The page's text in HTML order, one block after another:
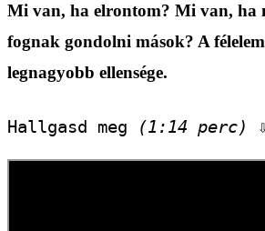
Mi van, ha elrontom? Mi van, ha
fognak gondolni mások? A
legnagyobb ellensége.
Hallgasd meg (1:14 perc) ⇩